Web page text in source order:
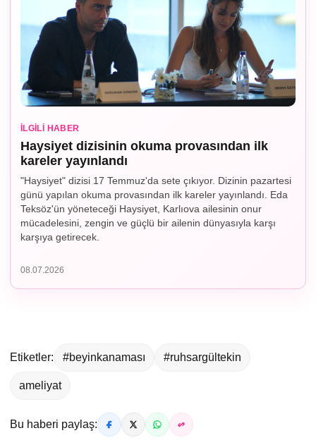
İLGILI HABER
Haysiyet dizisinin okuma provasından ilk
kareler yayınlandı
"Haysiyet" dizisi 17 Temmuz'da sete çıkıyor. Dizinin pazartesi
günü yapılan okuma provasından ilk kareler yayınlandı. Eda
Teksöz'ün yöneteceği Haysiyet, Karlıova ailesinin onur
mücadelesini, zengin ve güçlü bir ailenin dünyasıyla karşı
karşıya getirecek.
08.07.2026
Etiketler: #beyinkanaması #ruhsargültekin
ameliyat
Bu haberi paylaş: